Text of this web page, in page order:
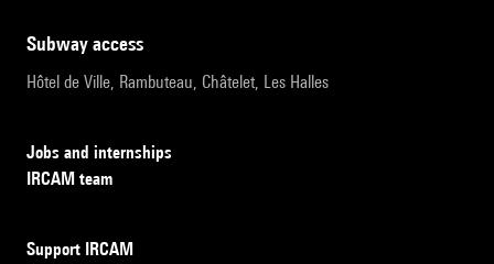
subway access
Hôtel de Ville, Rambuteau, Châtelet, Les Halles
Jobs and internships
IRCAM team
Support IRCAM